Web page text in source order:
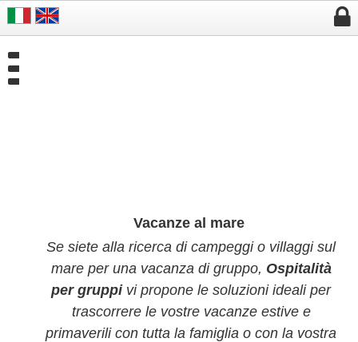


Vacanze al mare
Se siete alla ricerca di campeggi o villaggi sul
mare per una vacanza di gruppo, Ospitalità
per gruppivi propone le soluzioni ideali per
trascorrere le vostre vacanze estive e
primaverili con tutta la famiglia o con la vostra